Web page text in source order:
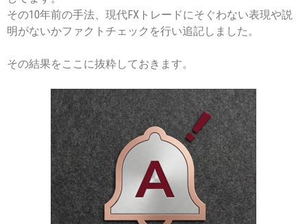
その10年前の手法、現代FXトレードにそぐわない表現や説
明がないかファクトチェックを行い追記しました。
その結果をここに抜粋しておきます。